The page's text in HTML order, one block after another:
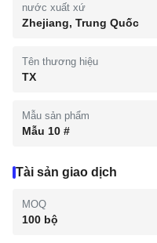
nước xuất xứ
Zhejiang, Trung Quốc
Tên thương hiệu
TX
Mẫu sản phẩm
Mẫu 10 #
Tài sản giao dịch
MOQ
100 bộ